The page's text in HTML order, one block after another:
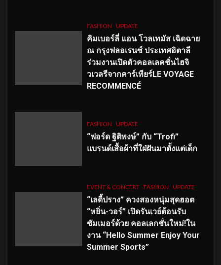
FASHION UPDATE
คิมเบอร์ลี่ แอน โวลเทมัส เฉิดฉาย
ณ กรุงฟลอเรนซ์ ประเทศอิตาลี
ร่วมงานเปิดตัวคอลเลคชั่นไฮจิ
วเวลรีจากคาร์เทียร์LE VOYAGE
RECOMMENCÉ
FASHION UPDATE
“ฟอร์ด ฐิติพงษ์” กับ “Trofi”
แบรนด์เสื้อผ้าที่ใฝ่ฝันมาตั้งแต่เด็ก
EVENT & CONCERT FASHION UPDATE
“เลดี้ปราง” ควงสองหนุ่มสุดฮอต
“หยิ่น-วอร์” เปิดรันเวย์ต้อนรับ
ซัมเมอร์ด้วย คอลเลกชั่นใหม่!ใน
งาน “Hello Summer Enjoy Your
Summer Sports”